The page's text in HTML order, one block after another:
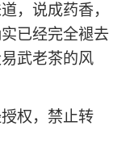
，说成药香，
已经完全褪去
武老茶的风
权，禁止转